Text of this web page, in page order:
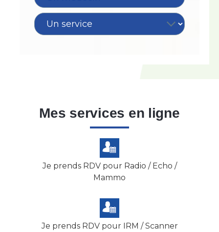
Mes services en ligne
Je prends RDV pour Radio / Echo /
Mammo
Je prends RDV pour IRM / Scanner